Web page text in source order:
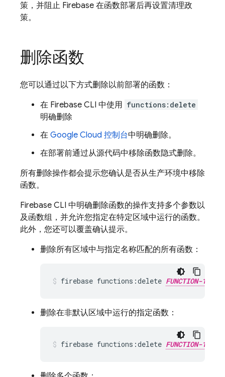
策，并阻止 Firebase 在函数部署后再设置清理政
策。
删除函数
您可以通过以下方式删除以前部署的函数：
在 Firebase CLI 中使用 functions:delete
明确删除
在 Google Cloud 控制台中明确删除。
在部署前通过从源代码中移除函数隐式删除。
所有删除操作都会提示您确认是否从生产环境中移除
函数。
Firebase CLI 中明确删除函数的操作支持多个参数以
及函数组，并允许您指定在特定区域中运行的函数。
此外，您还可以覆盖确认提示。
删除所有区域中与指定名称匹配的所有函数：
firebase functions:delete FUNCTION-
删除在非默认区域中运行的指定函数：
firebase functions:delete FUNCTION-